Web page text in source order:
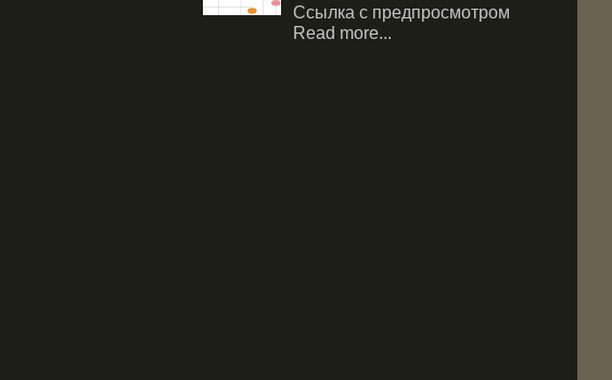
Ссылка с предпросмотром
Read more...